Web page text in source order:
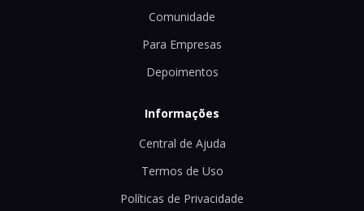
Comunidade
Para Empresas
Depoimentos
Informações
Central de Ajuda
Termos de Uso
Políticas de Privacidade